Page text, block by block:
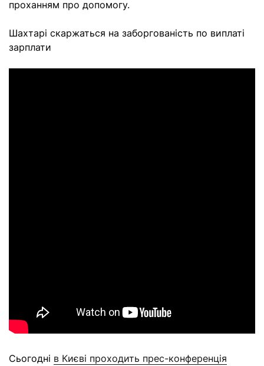
проханням про допомогу.
Шахтарі скаржаться на заборгованість по виплаті
зарплати
Сьогодні в Києві проходить прес-конференція